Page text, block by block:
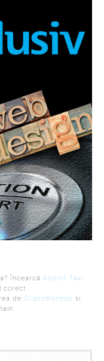
Încearcă Airport Taxi
corect.
de Criptomonede si